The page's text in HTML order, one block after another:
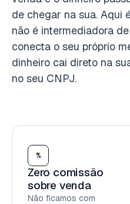
de chegar na sua. Aqui
não é intermediadora
conecta o seu próprio
dinheiro cai direto na
no seu CNPJ.
%
Zero comissão
sobre venda
Não ficamos com